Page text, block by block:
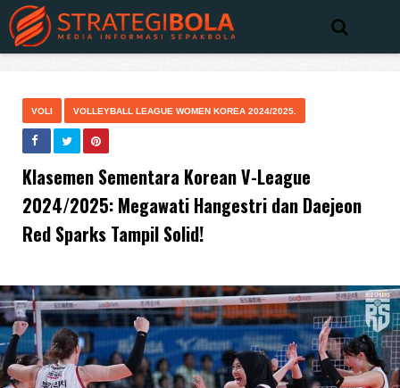
VOLI VOLLEYBALL LEAGUE WOMEN KOREA 2024/2025.
Klasemen Sementara Korean V-League
2024/2025: Megawati Hangestri dan Daejeon
Red Sparks Tampil Solid!